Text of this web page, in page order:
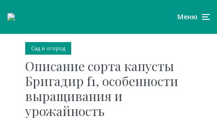
Меню
Сад и огород
Описание сорта капусты
Бригадир f1, особенности
выращивания и
урожайность